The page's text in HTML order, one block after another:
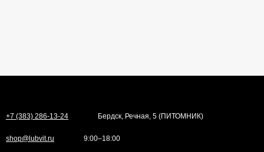
+7 (383) 286-13-24 Бердск, Речная, 5 (ПИТОМНИК)
shop@lubvit.ru 9:00–18:00